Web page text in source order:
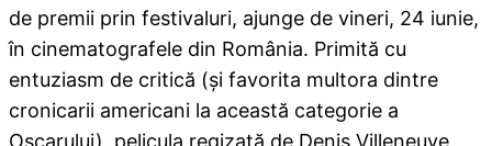
de premii prin festivaluri, ajunge de vineri, 24 iunie,
în cinematografele din România. Primită cu
entuziasm de critică (şi favorita multora dintre
cronicarii americani la această categorie a
Oscarului), pelicula regizată de Denis Villeneuve